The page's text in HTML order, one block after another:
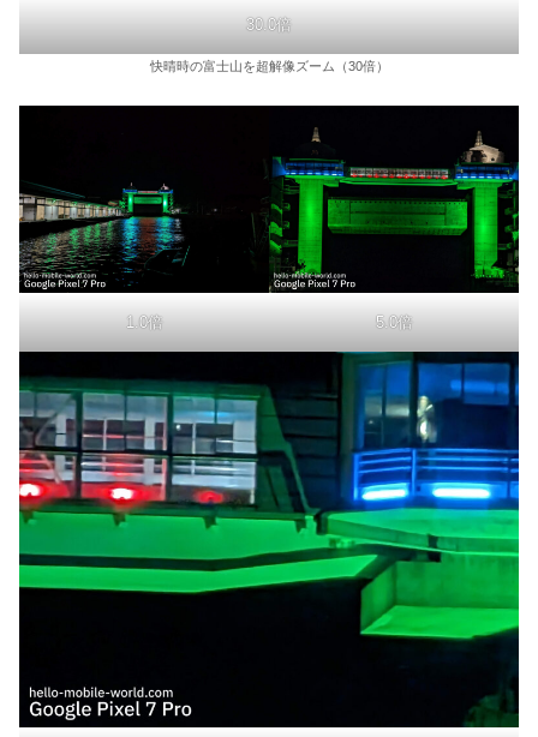
30.0倍
快晴時の富士山を超解像ズーム（30倍）
1.0倍 5.0倍